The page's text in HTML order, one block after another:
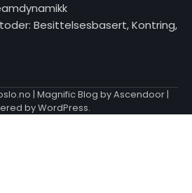
Besittelsesbasert, Kontring,
| Magnific Blog byAscendoor|
byWordPress.